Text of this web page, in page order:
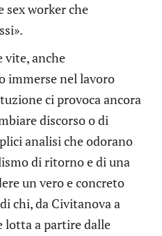
worker che
vite, anche
immerse nel lavoro
ci provoca ancora
discorso o di
analisi che odorano
di ritorno e di una
un vero e concreto
chi, da Civitanova a
lotta a partire dalle